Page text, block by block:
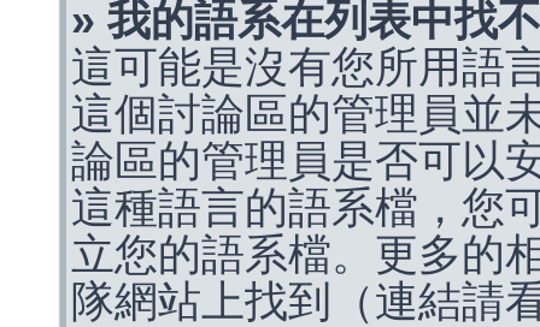
» 我的語系在列表中找
這可能是沒有您所用語
這個討論區的管理員並
論區的管理員是否可以
這種語言的語系檔，您
立您的語系檔。更多的
隊網站上找到（連結請